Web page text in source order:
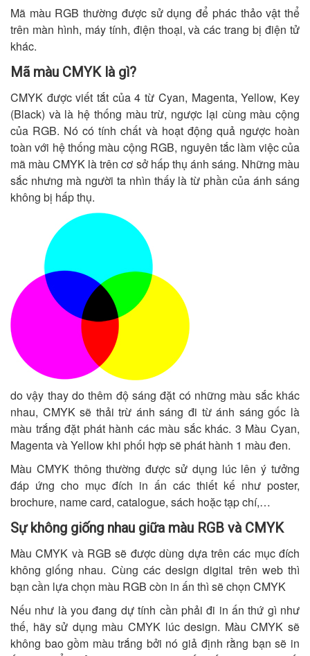
Mã màu RGB thường được sử dụng để phác thảo vật thể
trên màn hình, máy tính, điện thoại, và các trang bị điện tử
khác.
Mã màu CMYK là gì?
CMYK được viết tắt của 4 từ Cyan, Magenta, Yellow, Key
(Black) và là hệ thống màu trừ, ngược lại cùng màu cộng
của RGB. Nó có tính chất và hoạt động quả ngược hoàn
toàn với hệ thống màu cộng RGB, nguyên tắc làm việc của
mã màu CMYK là trên cơ sở hấp thụ ánh sáng. Những màu
sắc nhưng mà người ta nhìn thấy là từ phần của ánh sáng
không bị hấp thụ.
do vậy thay do thêm độ sáng đặt có những màu sắc khác
nhau, CMYK sẽ thải trừ ánh sáng đi từ ánh sáng gốc là
màu trắng đặt phát hành các màu sắc khác. 3 Màu Cyan,
Magenta và Yellow khi phối hợp sẽ phát hành 1 màu đen.
Màu CMYK thông thường được sử dụng lúc lên ý tưởng
đáp ứng cho mục đích in ấn các thiết kế như poster,
brochure, name card, catalogue, sách hoặc tạp chí,…
Sự không giống nhau giữa màu RGB và CMYK
Màu CMYK và RGB sẽ được dùng dựa trên các mục đích
không giống nhau. Cùng các design digital trên web thì
bạn cần lựa chọn màu RGB còn in ấn thì sẽ chọn CMYK
Nếu như là you đang dự tính cần phải đi in ấn thứ gì như
thế, hãy sử dụng màu CMYK lúc design. Màu CMYK sẽ
không bao gồm màu trắng bởi nó giả định rằng bạn sẽ in